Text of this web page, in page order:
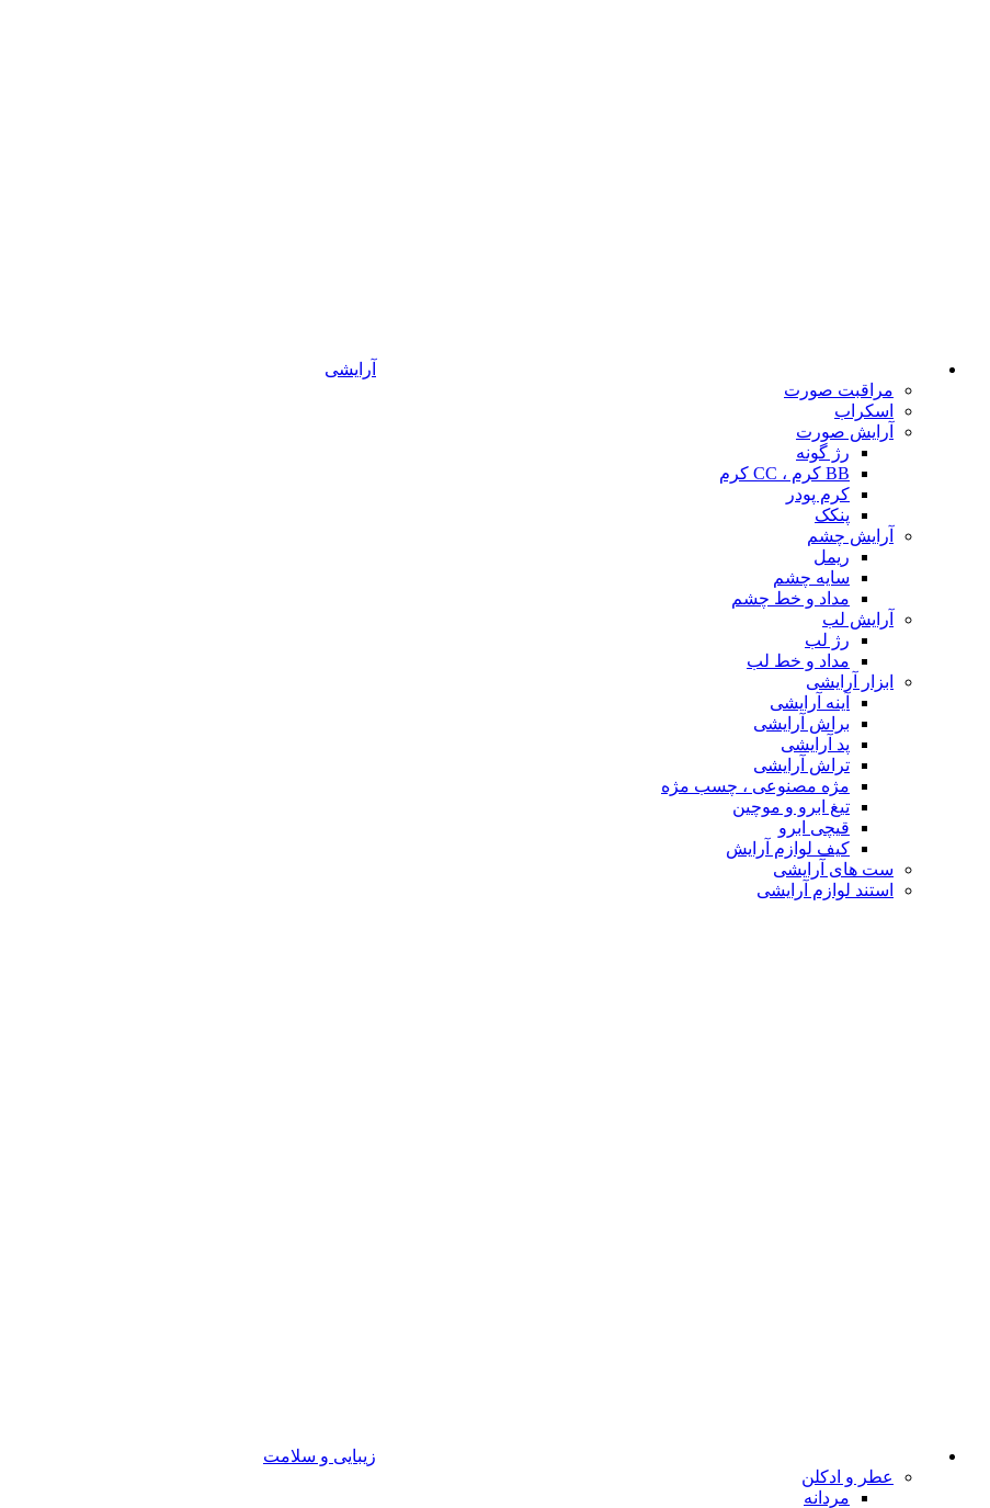
آرایشی
مراقبت صورت
اسکراب
آرایش صورت
رژ گونه
BB کرم ، CC کرم
کرم پودر
پنکک
آرایش چشم
ریمل
سایه چشم
مداد و خط چشم
آرایش لب
رژ لب
مداد و خط لب
ابزار آرایشی
آینه آرایشی
براش آرایشی
پد آرایشی
تراش آرایشی
مژه مصنوعی ، چسب مژه
تیغ ابرو و موچین
قیچی ابرو
کیف لوازم آرایش
ست های آرایشی
استند لوازم آرایشی
زیبایی و سلامت
عطر و ادکلن
مردانه